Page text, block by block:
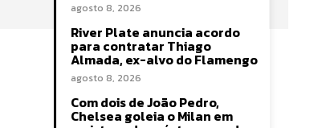
agosto 8, 2026
River Plate anuncia acordo
para contratar Thiago
Almada, ex-alvo do Flamengo
agosto 8, 2026
Com dois de João Pedro,
Chelsea goleia o Milan em